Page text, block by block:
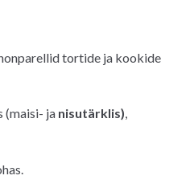
tortide ja kookide
(maisi- ja nisutärklis),